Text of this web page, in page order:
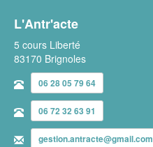
L'Antr'acte
5 cours Liberté
83170 Brignoles
06 28 05 79 64
06 72 32 63 91
gestion.antracte@gmail.com